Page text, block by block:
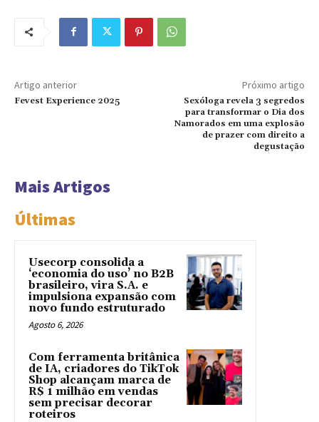
Artigo anterior
Fevest Experience 2025
Próximo artigo
Sexóloga revela 3 segredos
para transformar o Dia dos
Namorados em uma explosão
de prazer com direito a
degustação
Mais Artigos
Últimas
Usecorp consolida a
‘economia do uso’ no B2B
brasileiro, vira S.A. e
impulsiona expansão com
novo fundo estruturado
Agosto 6, 2026
Com ferramenta britânica
de IA, criadores do TikTok
Shop alcançam marca de
R$ 1 milhão em vendas
sem precisar decorar
roteiros